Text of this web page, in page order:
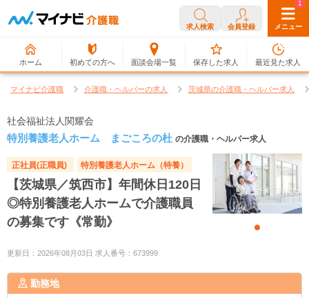
求人検索 会員登録 メニュー
ホーム 初めての方へ 面談会場一覧
0
保存した求人
1
最近見た求人
マイナビ介護職 介護職・ヘルパーの求人 茨城県の介護職・ヘルパー求人
社会福祉法人関耀会
特別養護老人ホーム まごころの杜 の介護職・ヘルパー求人
正社員(正職員) 特別養護老人ホーム（特養）
【茨城県／筑西市】年間休日120日
◎特別養護老人ホームで介護職員
の募集です《常勤》
更新日：2026年08月03日 求人番号：673999
勤務地